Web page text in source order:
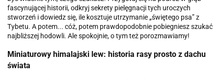
fascynującej historii, odkryj sekrety pielęgnacji tych uroczych
stworzeń i dowiedz się, ile kosztuje utrzymanie „świętego psa” z
Tybetu. A potem... cóż, potem prawdopodobnie pobiegniesz szukać
najbliższej hodowli. Ale spokojnie, o tym też porozmawiamy!
Miniaturowy himalajski lew: historia rasy prosto z dachu
świata